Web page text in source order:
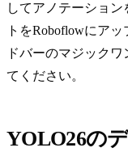
してアノテーショ
トをRoboflowにア
ドバーのマジックワ
てください。
YOLO26の